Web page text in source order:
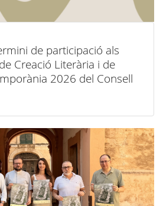
de participació als
Creació Literària i de
2026 del Consell